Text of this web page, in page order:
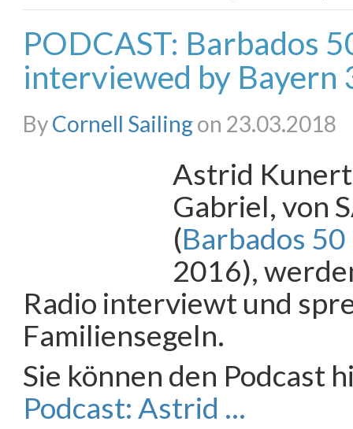
PODCAST: Barbados
interviewed by Bayern
ByCornell Sailingon 23.03.2018
Astrid
Gabriel, von
(Barbados
2016),
Radio interviewt und
Familiensegeln.
Sie können den Podcast
Podcast: Astrid …